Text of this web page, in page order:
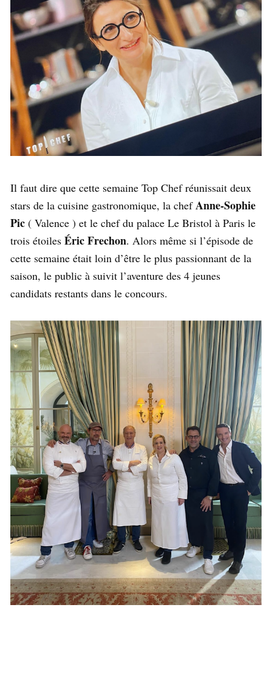
Il faut dire que cette semaine Top Chef réunissait deux
stars de la cuisine gastronomique, la chefAnne-Sophie
Pic ( Valence ) et le chef du palace Le Bristol à Paris le
trois étoiles Éric Frechon. Alors même si l’épisode de
cette semaine était loin d’être le plus passionnant de la
saison, le public à suivit l’aventure des 4 jeunes
candidats restants dans le concours.